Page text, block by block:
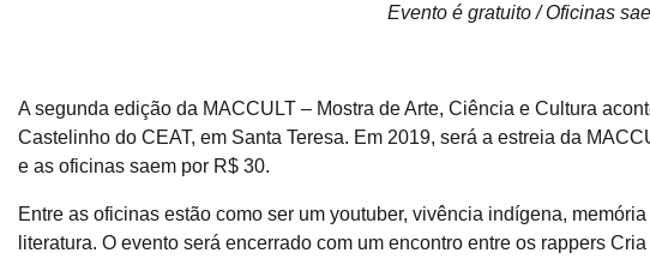
Evento é gratuito / Oficinas
A segunda edição da MACCULT – Mostra de Arte, Ciência e Cultura
Castelinho do CEAT, em Santa Teresa. Em 2019, será a estreia da
e as oficinas saem por R$ 30.
Entre as oficinas estão como ser um youtuber, vivência indígena,
literatura. O evento será encerrado com um encontro entre os rappers